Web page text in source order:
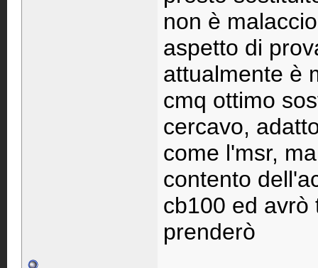
non è malaccio
aspetto di
attualmente è
cmq ottimo
cercavo,
come l'msr,
contento
cb100 ed
prenderò